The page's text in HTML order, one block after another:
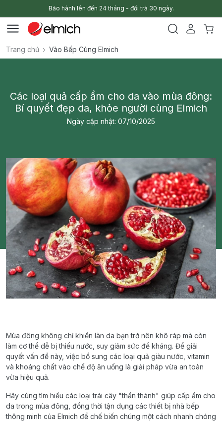
Bảo hành lên đến 24 tháng - đổi trả 30 ngày.
Trang chủ Vào Bếp Cùng Elmich
Các loại quả cấp ẩm cho da vào mùa đông:
Bí quyết đẹp da, khỏe người cùng Elmich
Ngày cập nhật: 07/10/2025
Mùa đông không chỉ khiến làn da bạn trở nên khô ráp mà còn
làm cơ thể dễ bị thiếu nước, suy giảm sức đề kháng. Để giải
quyết vấn đề này, việc bổ sung các loại quả giàu nước, vitamin
và khoáng chất vào chế độ ăn uống là giải pháp vừa an toàn
vừa hiệu quả.
Hãy cùng tìm hiểu các loại trái cây "thần thánh" giúp cấp ẩm cho
da trong mùa đông, đồng thời tận dụng các thiết bị nhà bếp
thông minh của Elmich để chế biến chúng một cách nhanh chóng